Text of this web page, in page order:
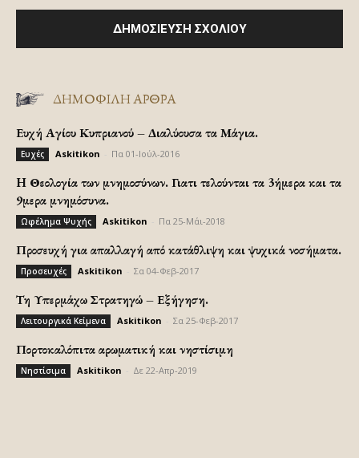
ΔΗΜΟΦΙΛΗ ΑΡΘΡΑ
Ευχή Αγίου Κυπριανού – Διαλύουσα τα Μάγια.
Ευχές Askitikon Πα 01-Ιούλ-2016
H Θεολογία των μνημοσύνων. Γιατι τελούνται τα 3ήμερα και τα
9μερα μνημόσυνα.
Ωφέλημα Ψυχής Askitikon Πα 25-Μάι-2018
Προσευχή για απαλλαγή από κατάθλιψη και ψυχικά νοσήματα.
Προσευχές Askitikon Σα 04-Φεβ-2017
Τη Υπερμάχω Στρατηγώ – Εξήγηση.
Λειτουργικά Κείμενα Askitikon Σα 25-Φεβ-2017
Πορτοκαλόπιτα αρωματική και νηστίσιμη
Νηστίσιμα Askitikon Δε 22-Απρ-2019